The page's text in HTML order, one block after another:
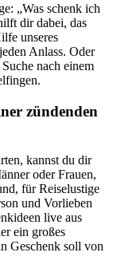
„Was schenk ich
dir dabei, das
unseres
Anlass. Oder
nach einem
zündenden
kannst du dir
oder Frauen,
für Reiselustige
und Vorlieben
live aus
ein großes
Geschenk soll von